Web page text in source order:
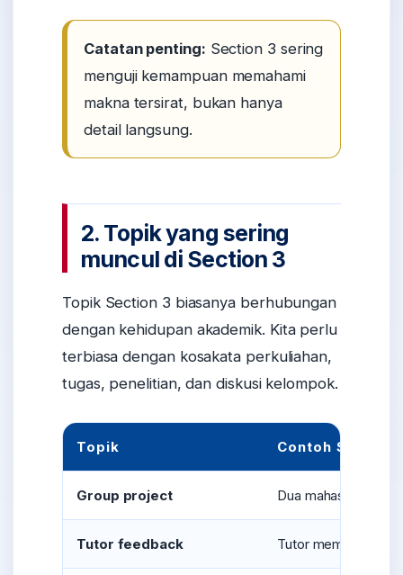
Catatan penting: Section 3 sering
menguji kemampuan memahami
makna tersirat, bukan hanya
detail langsung.
2. Topik yang sering
muncul di Section 3
Topik Section 3 biasanya berhubungan
dengan kehidupan akademik. Kita perlu
terbiasa dengan kosakata perkuliahan,
tugas, penelitian, dan diskusi kelompok.
Topik Contoh Situasi
Group project Dua mahasiswa
Tutor feedback Tutor memberi